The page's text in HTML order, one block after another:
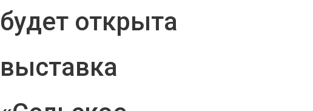
будет открыта
выставка